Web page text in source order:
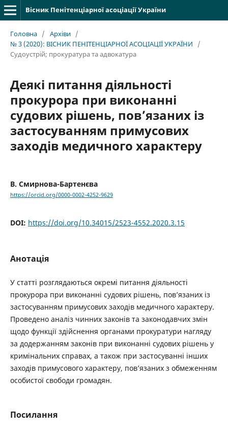
Вісник Пенітенціарної асоціації України
Головна / Архіви /
№ 3 (2020): ВІСНИК ПЕНІТЕНЦІАРНОЇ АСОЦІАЦІЇ УКРАЇНИ
/
Судоустрій; прокуратура та адвокатура
Деякі питання діяльності
прокурора при виконанні
судових рішень, пов’язаних із
застосуванням примусових
заходів медичного характеру
В. Смирнова-Бартенєва
https://orcid.org/0000-0002-4252-9629
DOI: https://doi.org/10.34015/2523-4552.2020.3.15
Анотація
У статті розглядаються окремі питання діяльності
прокурора при виконанні судових рішень, пов’язаних із
застосуванням примусових заходів медичного характеру.
Проведено аналіз чинних законів та законодавчих змін
щодо функції здійснення органами прокуратури нагляду
за додержанням законів при виконанні судових рішень у
кримінальних справах, а також при застосуванні інших
заходів примусового характеру, пов’язаних з обмеженням
особистої свободи громадян.
Посилання